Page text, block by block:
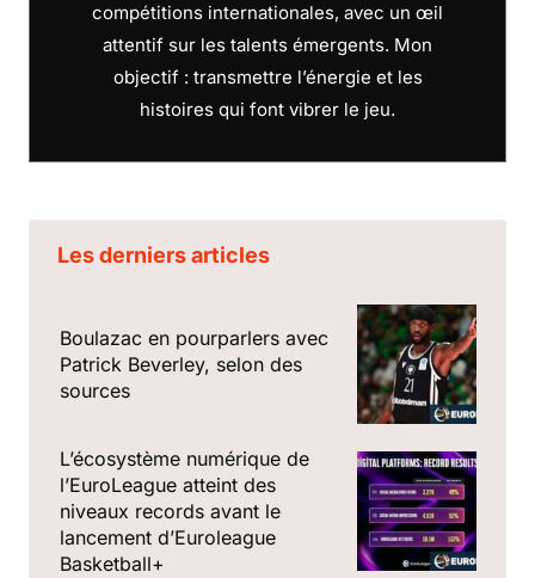
compétitions internationales, avec un œil
attentif sur les talents émergents. Mon
objectif : transmettre l’énergie et les
histoires qui font vibrer le jeu.
Les derniers articles
Boulazac en pourparlers avec
Patrick Beverley, selon des
sources
L’écosystème numérique de
l’EuroLeague atteint des
niveaux records avant le
lancement d’Euroleague
Basketball+